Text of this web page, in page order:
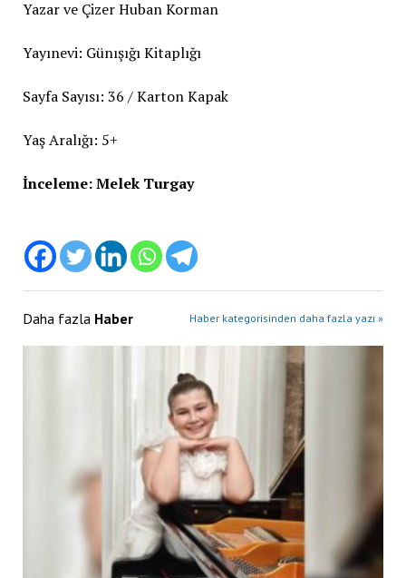
Yazar ve Çizer Huban Korman
Yayınevi: Günışığı Kitaplığı
Sayfa Sayısı: 36 / Karton Kapak
Yaş Aralığı: 5+
İnceleme: Melek Turgay
Daha fazla Haber Haber kategorisinden daha fazla yazı »